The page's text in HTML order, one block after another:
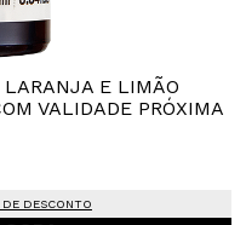
E LIMÃO
VALIDADE PRÓXIMA
DESCONTO